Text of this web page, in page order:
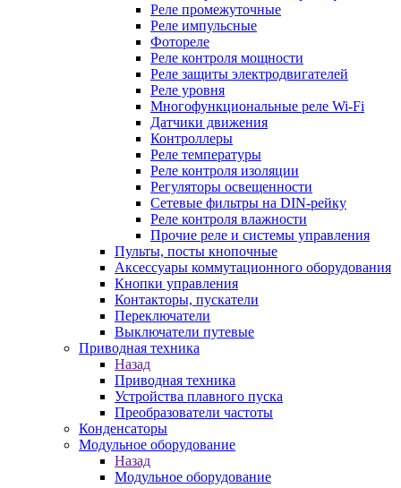
Реле промежуточные
Реле импульсные
Фотореле
Реле контроля мощности
Реле защиты электродвигателей
Реле уровня
Многофункциональные реле Wi-Fi
Датчики движения
Контроллеры
Реле температуры
Реле контроля изоляции
Регуляторы освещенности
Сетевые фильтры на DIN-рейку
Реле контроля влажности
Прочие реле и системы управления
Пульты, посты кнопочные
Аксессуары коммутационного оборудования
Кнопки управления
Контакторы, пускатели
Переключатели
Выключатели путевые
Приводная техника
Назад
Приводная техника
Устройства плавного пуска
Преобразователи частоты
Конденсаторы
Модульное оборудование
Назад
Модульное оборудование